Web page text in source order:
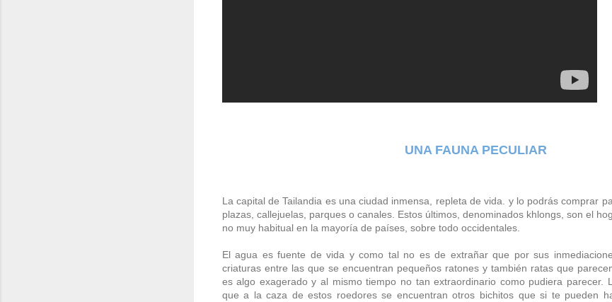
UNA FAUNA PECULIAR
La capital de Tailandia es una ciudad inmensa, repleta de vida. y lo podrás comprar
plazas, callejuelas, parques o canales. Estos últimos, denominados khlongs, son el
no muy habitual en la mayoría de países, sobre todo occidentales.
El agua es fuente de vida y como tal no es de extrañar que por sus
criaturas entre las que se encuentran pequeños ratones y también ratas que
es algo exagerado y al mismo tiempo no tan extraordinario como pudiera parecer.
que a la caza de estos roedores se encuentran otros bichitos que si te pueden